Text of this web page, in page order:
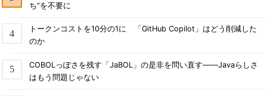
ち”を不要に
トークンコストを10分の1に 「GitHub Copilot」はどう削減した
のか
COBOLっぽさを残す「JaBOL」の是非を問い直す――Javaらしさ
はもう問題じゃない